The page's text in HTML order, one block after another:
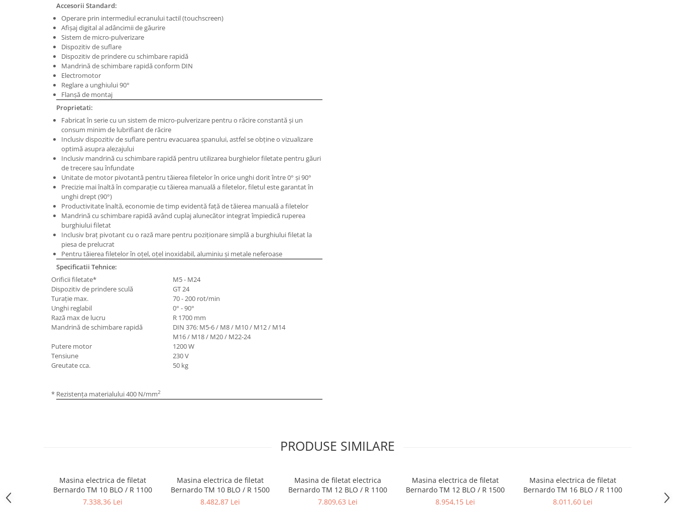
Masini de gaurit cu stand si
Masini de gaurit radiale
Masini de gaurit si frezat
Masini de gaurit cu freza
Masini de frezat universale
Centre de prelucrare verticale CNC
Masini de frezat cu batiu
Masini de frezat multifunctionale
Masini de frezat universale SERVO
Masini de frezat verticale
Masini de slefuit metal
Masini de ascutit burghie
Masini de lustruit
Masini de polizat bavuri cu perii
Masini de rectificat plan
Masini de rectificat plan
Masini de rectificat rotund
Masini de satinat
Masini de slefuit combinate
Masini de slefuit cu banda
Masini de slefuit cu disc
Masini de slefuit cu mediu umed si
Masini de slefuit cutite de gravat
Masini pentru slefuit tevi
Masini universale de ascutit
Accesorii prelucrare metal
Universale de strung si accesorii
Accesorii Standard:
Operare prin intermediul ecranului tactil (touchscreen)
Afişaj digital al adâncimii de găurire
Sistem de micro-pulverizare
Dispozitiv de suflare
Dispozitiv de prindere cu schimbare rapidă
Mandrină de schimbare rapidă conform DIN
Electromotor
Reglare a unghiului 90°
Flanşă de montaj
Proprietati:
Fabricat în serie cu un sistem de micro-pulverizare pentru o răcire constantă şi un
consum minim de lubrifiant de răcire
Inclusiv dispozitiv de suflare pentru evacuarea şpanului, astfel se obţine o vizualizare
optimă asupra alezajului
Inclusiv mandrină cu schimbare rapidă pentru utilizarea burghielor filetate pentru găuri
de trecere sau înfundate
Unitate de motor pivotantă pentru tăierea filetelor în orice unghi dorit între 0° şi 90°
Precizie mai înaltă în comparaţie cu tăierea manuală a filetelor, filetul este garantat în
unghi drept (90°)
Productivitate înaltă, economie de timp evidentă faţă de tăierea manuală a filetelor
Mandrină cu schimbare rapidă având cuplaj alunecător integrat împiedică ruperea
burghiului filetat
Inclusiv braţ pivotant cu o rază mare pentru poziţionare simplă a burghiului filetat la
piesa de prelucrat
Pentru tăierea filetelor în oţel, oţel inoxidabil, aluminiu şi metale neferoase
Specificatii Tehnice:
Orificii filetate*
M5 - M24
Dispozitiv de prindere sculă
GT 24
Turaţie max.
70 - 200 rot/min
Unghi reglabil
0° - 90°
Rază max de lucru
R 1700 mm
Mandrină de schimbare rapidă
DIN 376: M5-6 / M8 / M10 / M12 / M14
M16 / M18 / M20 / M22-24
Putere motor
1200 W
Tensiune
230 V
Greutate cca.
50 kg
* Rezistenţa materialului 400 N/mm2
PRODUSE SIMILARE
Masina electrica de filetat
Bernardo TM 10 BLO / R 1100
7.338,36 Lei
Masina electrica de filetat
Bernardo TM 10 BLO / R 1500
8.482,87 Lei
Masina de filetat electrica
Bernardo TM 12 BLO / R 1100
7.809,63 Lei
Masina electrica de filetat
Bernardo TM 12 BLO / R 1500
8.954,15 Lei
Masina electrica de filetat
Bernardo TM 16 BLO / R 1100
8.011,60 Lei